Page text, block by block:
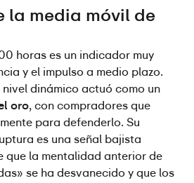
la media móvil de
horas es un indicador muy
y el impulso a medio plazo.
nivel dinámico actuó como un
oro, con compradores que
para defenderlo. Su
es una señal bajista
que la mentalidad anterior de
se ha desvanecido y que los